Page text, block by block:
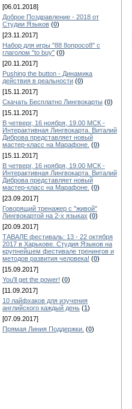
[06.01.2018]
Доброе Поздравление - 2018 от
Студии Языков (0)
[23.11.2017]
Набор для игры "88 8опросо8" с
глаголом "to buy" (0)
[20.11.2017]
Pushing the button - Динамика
действия в реальности (0)
[15.11.2017]
Скачать Бесплатно Лингвокарты (0)
[15.11.2017]
В четверг, 16 ноября, 19.00 МСК -
Интерактивная Лингвокарта. Виталий
Диброва представляет новый
мастер-класс на Марафоне. (0)
[15.11.2017]
В четверг, 16 ноября, 19.00 МСК -
Интерактивная Лингвокарта. Виталий
Диброва представляет новый
мастер-класс на Марафоне. (0)
[23.09.2017]
Говорящий тренажер с "живой"
Лингвокартой на 2-х языках (0)
[20.09.2017]
ТАВАЛЕ фестиваль: 13 - 22 октября
2017 в Харькове. Студия Языков на
крупнейшем фестивале тренингов и
методов развития человека! (0)
[15.09.2017]
You'll get the power! (0)
[11.09.2017]
10 лайфхаков для изучения
английского каждый день (1)
[07.09.2017]
Прямая Линия Поддержки. (0)